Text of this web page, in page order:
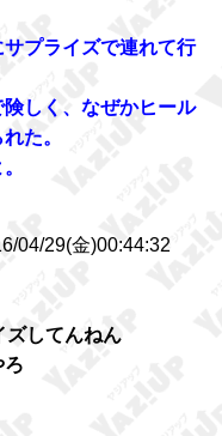
サプライズで連れて行
しく、なぜかヒール
た。
04/29(金)00:44:32
ズしてんねん